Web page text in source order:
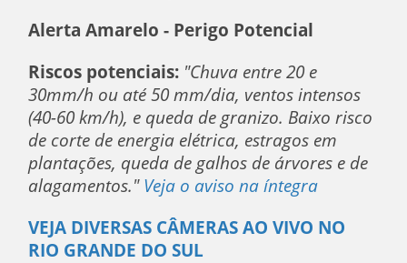
Alerta Amarelo - Perigo Potencial
Riscos potenciais: "Chuva entre 20 e
30mm/h ou até 50 mm/dia, ventos intensos
(40-60 km/h), e queda de granizo. Baixo risco
de corte de energia elétrica, estragos em
plantações, queda de galhos de árvores e de
alagamentos." Veja o aviso na íntegra
VEJA DIVERSAS CÂMERAS AO VIVO NO
RIO GRANDE DO SUL